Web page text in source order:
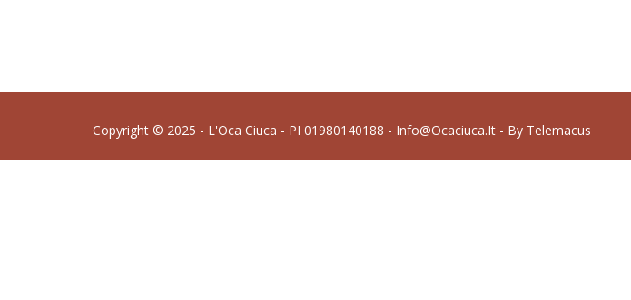
Copyright © 2025 - L'Oca Ciuca - PI 01980140188 - Info@ocaciuca.it - By Telemacus